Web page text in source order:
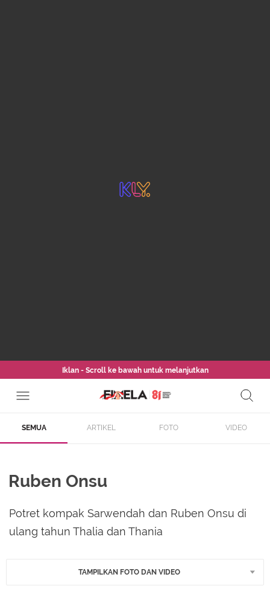
Iklan - Scroll ke bawah untuk melanjutkan
SEMUA ARTIKEL FOTO VIDEO
Ruben Onsu
Potret kompak Sarwendah dan Ruben Onsu di
ulang tahun Thalia dan Thania
TAMPILKAN FOTO DAN VIDEO